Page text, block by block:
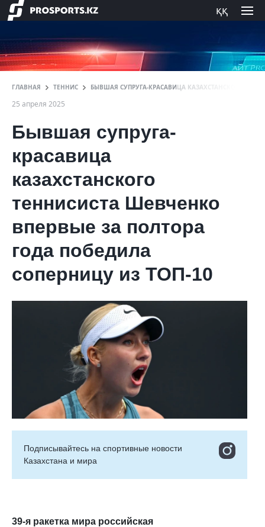
ққ
ГЛАВНАЯ ТЕННИС БЫВШАЯ СУПРУГА-КРАСАВИЦА КАЗАХСТАНСКОГО
25 апреля 2025
Бывшая супруга-
красавица
казахстанского
теннисиста Шевченко
впервые за полтора
года победила
соперницу из ТОП-10
Подписывайтесь на cпортивные новости
Казахстана и мира
39-я ракетка мира российская